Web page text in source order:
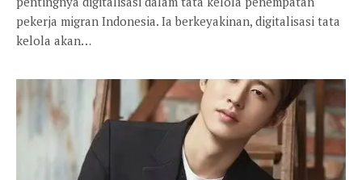
pekerja migran Indonesia. Ia berkeyakinan, digitalisasi tata
kelola akan…